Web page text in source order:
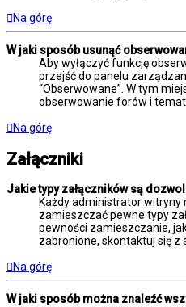
Na górę
W jaki sposób usunąć
Aby wyłączyć funkcję
przejść do panelu
“Obserwowane”. W tym
obserwowanie forów i
Na górę
Załączniki
Jakie typy załączników są
Każdy administrator
zamieszczać pewne typy
pewności zamieszczanie,
zabronione, skontaktuj się
Na górę
W jaki sposób można znaleźć